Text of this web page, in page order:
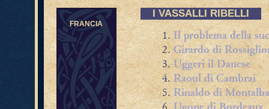
FRANCIA
I VASSALLI RIBELLI
Il problema della
Girardo di
Uggeri il Danese
Raoul di Cambrai
Rinaldo di